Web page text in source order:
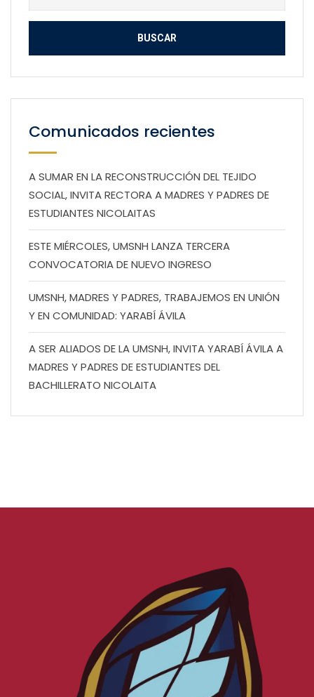
Comunicados recientes
A SUMAR EN LA RECONSTRUCCIÓN DEL TEJIDO
SOCIAL, INVITA RECTORA A MADRES Y PADRES DE
ESTUDIANTES NICOLAITAS
ESTE MIÉRCOLES, UMSNH LANZA TERCERA
CONVOCATORIA DE NUEVO INGRESO
UMSNH, MADRES Y PADRES, TRABAJEMOS EN UNIÓN
Y EN COMUNIDAD: YARABÍ ÁVILA
A SER ALIADOS DE LA UMSNH, INVITA YARABÍ ÁVILA A
MADRES Y PADRES DE ESTUDIANTES DEL
BACHILLERATO NICOLAITA